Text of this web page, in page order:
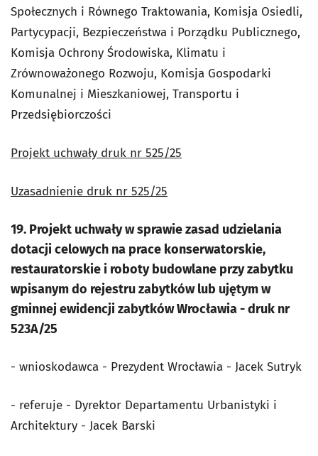
Społecznych i Równego Traktowania, Komisja Osiedli,
Partycypacji, Bezpieczeństwa i Porządku Publicznego,
Komisja Ochrony Środowiska, Klimatu i
Zrównoważonego Rozwoju, Komisja Gospodarki
Komunalnej i Mieszkaniowej, Transportu i
Przedsiębiorczości
Projekt uchwały druk nr 525/25
Uzasadnienie druk nr 525/25
19. Projekt uchwały w sprawie zasad udzielania
dotacji celowych na prace konserwatorskie,
restauratorskie i roboty budowlane przy zabytku
wpisanym do rejestru zabytków lub ujętym w
gminnej ewidencji zabytków Wrocławia - druk nr
523A/25
- wnioskodawca - Prezydent Wrocławia - Jacek Sutryk
- referuje - Dyrektor Departamentu Urbanistyki i
Architektury - Jacek Barski